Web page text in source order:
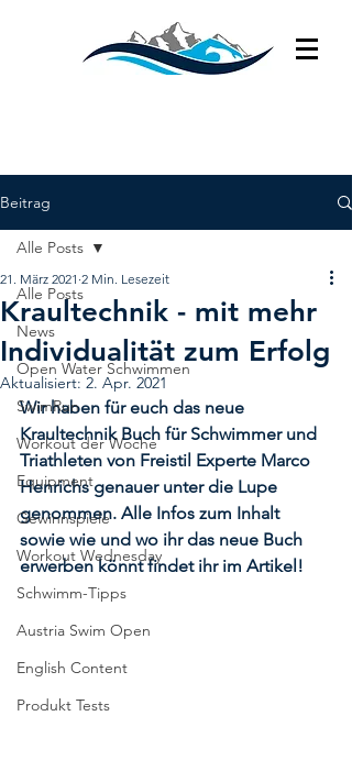
Beitrag
Alle Posts
News
Open Water Schwimmen
SwimRun
Workout der Woche
Equipment
Gewinnspiele
Workout Wednesday
Schwimm-Tipps
Austria Swim Open
English Content
Produkt Tests
Alle Posts
Kraultechnik - mit mehr
Individualität zum Erfolg
21. März 2021 2 Min. Lesezeit
Aktualisiert: 2. Apr. 2021
Wir haben für euch das neue
Kraultechnik Buch für Schwimmer und
Triathleten von Freistil Experte Marco
Henrichs genauer unter die Lupe
genommen. Alle Infos zum Inhalt
sowie wie und wo ihr das neue Buch
erwerben könnt findet ihr im Artikel!